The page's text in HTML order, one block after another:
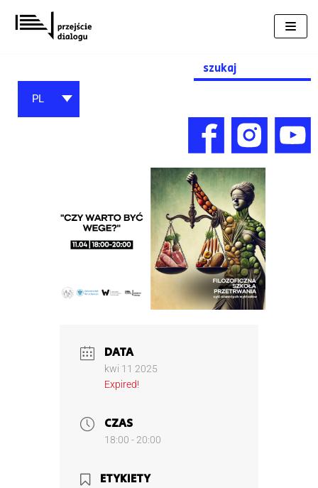
Przejdź
do
Search
for:
PL
DATA
kwi 11 2025
Expired!
CZAS
18:00 - 20:00
ETYKIETY